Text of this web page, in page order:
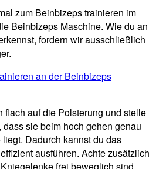
zum Beinbizeps trainieren im
Beinbizeps Maschine. Wie du an
fordern wir ausschließlich
flach auf die Polsterung und stelle
sie beim hoch gehen genau
Dadurch kannst du das
ausführen. Achte zusätzlich